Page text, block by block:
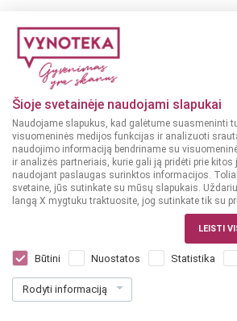
Šioje svetainėje naudojami slapukai
Naudojame slapukus, kad galėtume suasmeninti
visuomeninės medijos funkcijas ir analizuoti
naudojimo informaciją bendriname su
ir analizės partneriais, kurie gali ją pridėti prie kitos
naudojant paslaugas surinktos informacijos.
svetaine, jūs sutinkate su mūsų slapukais.
langą X mygtuku traktuosite, jog sutinkate tik su
LEISTI
Būtini Nuostatos Statistika
Rodyti informaciją
Patron Reposado 100% de
Dar nėra balsų, galite įvertinti
99